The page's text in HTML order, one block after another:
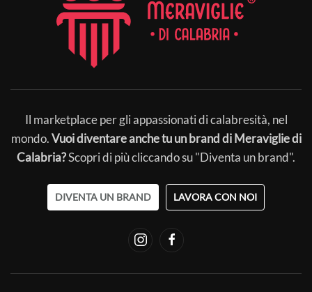
Il marketplace per gli appassionati di calabresità, nel
mondo.Vuoi diventare anche tu un brand di Meraviglie di
Calabria?Scopri di più cliccando su "Diventa un brand".
DIVENTA UN BRAND LAVORA CON NOI